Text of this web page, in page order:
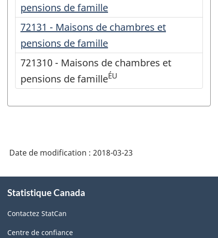
pensions de famille
72131 - Maisons de chambres et
pensions de famille
721310 - Maisons de chambres et
pensions de familleÉU
Date de modification : 2018-03-23
propos
ce
site
Statistique Canada
Contactez StatCan
Centre de confiance